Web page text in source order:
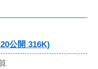
公開 316K)